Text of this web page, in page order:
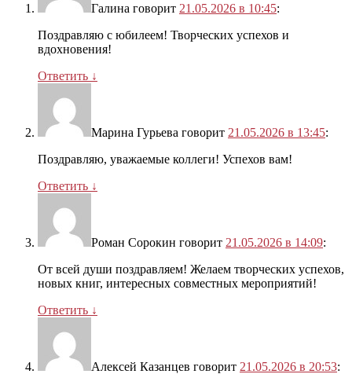
Галина говорит 21.05.2026 в 10:45:
Поздравляю с юбилеем! Творческих успехов и
вдохновения!
Ответить ↓
Марина Гурьева говорит 21.05.2026 в 13:45:
Поздравляю, уважаемые коллеги! Успехов вам!
Ответить ↓
Роман Сорокин говорит 21.05.2026 в 14:09:
От всей души поздравляем! Желаем творческих успехов,
новых книг, интересных совместных мероприятий!
Ответить ↓
Алексей Казанцев говорит 21.05.2026 в 20:53: